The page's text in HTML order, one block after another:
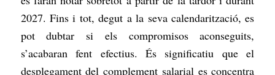
2027. Fins i tot, degut a la seva calendarització, es
pot dubtar si els compromisos aconseguits,
s’acabaran fent efectius. És significatiu que el
desplegament del complement salarial es concentra